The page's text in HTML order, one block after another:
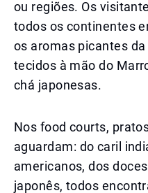
ou regiões. Os
todos os continentes
os aromas picantes
tecidos à mão do
chá japonesas.
Nos food courts,
aguardam: do caril
americanos, dos
japonês, todos